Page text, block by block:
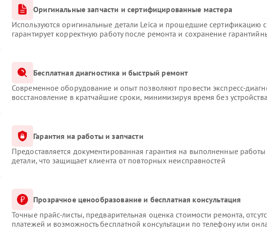
Оригинальные запчасти и сертифицированные мастера
Используются оригинальные детали Leica и прошедшие сертификацию
гарантирует корректную работу после ремонта и сохранение
Бесплатная диагностика и быстрый ремонт
Современное оборудование и опыт позволяют провести экспресс-
восстановление в кратчайшие сроки, минимизируя время без устройства
Гарантия на работы и запчасти
Предоставляется документированная гарантия на выполненные
детали, что защищает клиента от повторных неисправностей
Прозрачное ценообразование и бесплатная консультация
Точные прайс-листы, предварительная оценка стоимости ремонта,
платежей и возможность бесплатной консультации по телефону или